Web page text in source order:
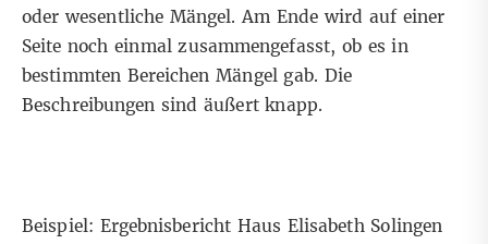
oder wesentliche Mängel. Am Ende wird auf einer
Seite noch einmal zusammengefasst, ob es in
bestimmten Bereichen Mängel gab. Die
Beschreibungen sind äußert knapp.
Beispiel: Ergebnisbericht Haus Elisabeth Solingen